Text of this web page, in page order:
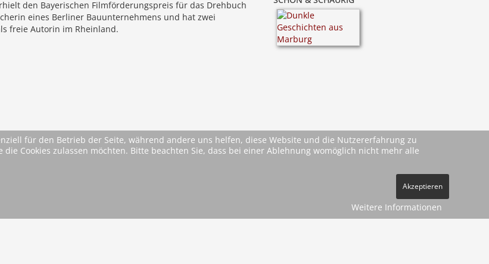
den Bayerischen Filmförderungspreis für das Drehbuch
eines Berliner Bauunternehmens und hat zwei
freie Autorin im Rheinland.
für den Betrieb der Seite, während andere uns helfen, diese Website und die Nutzererfahrung zu
die Cookies zulassen möchten. Bitte beachten Sie, dass bei einer Ablehnung womöglich nicht mehr alle
Akzeptieren
Weitere Informationen